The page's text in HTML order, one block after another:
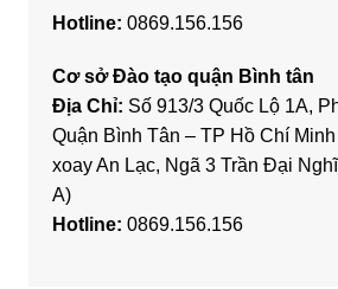
Hotline: 0869.156.156
Cơ sở Đào tạo quận Bình tân
Địa Chỉ: Số 913/3 Quốc Lộ 1A,
Quận Bình Tân – TP Hồ Chí
xoay An Lạc, Ngã 3 Trần Đại
A)
Hotline: 0869.156.156